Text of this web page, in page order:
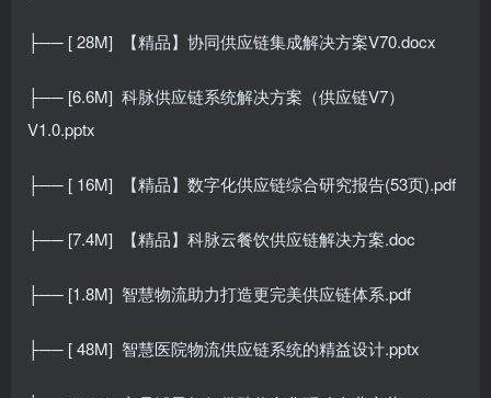
├── [ 28M] 【精品】协同供应链集成解决方案V70.docx
├── [6.6M] 科脉供应链系统解决方案（供应链V7）
V1.0.pptx
├── [ 16M] 【精品】数字化供应链综合研究报告(53页).pdf
├── [7.4M] 【精品】科脉云餐饮供应链解决方案.doc
├── [1.8M] 智慧物流助力打造更完美供应链体系.pdf
├── [ 48M] 智慧医院物流供应链系统的精益设计.pptx